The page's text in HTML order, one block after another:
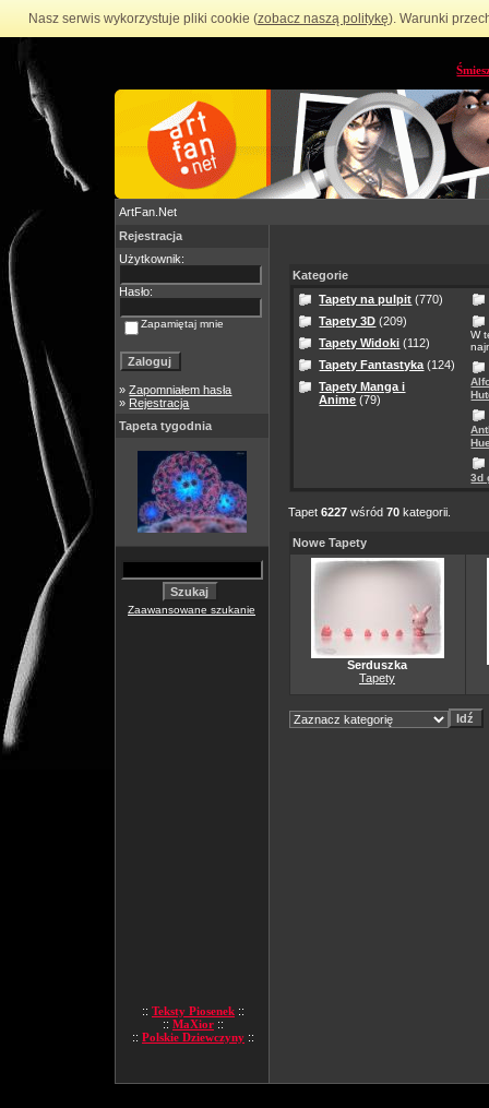
Nasz serwis wykorzystuje pliki cookie (zobacz naszą politykę). Warunki
ArtFan.Net
Rejestracja
Użytkownik:
Hasło:
Zapamiętaj mnie
»Zapomniałem hasła
» Rejestracja
Tapeta tygodnia
Zaawansowane szukanie
:: Teksty Piosenek ::
:: MaXior ::
:: Polskie Dziewczyny ::
Kategorie
Tapety na pulpit (770)
Tapety 3D (209)
Tapety Widoki (112)
Tapety Fantastyka (124)
Tapety Manga i
Anime (79)
W
3d
Tapet6227 wśród70 kategorii.
Nowe Tapety
Serduszka
Tapety